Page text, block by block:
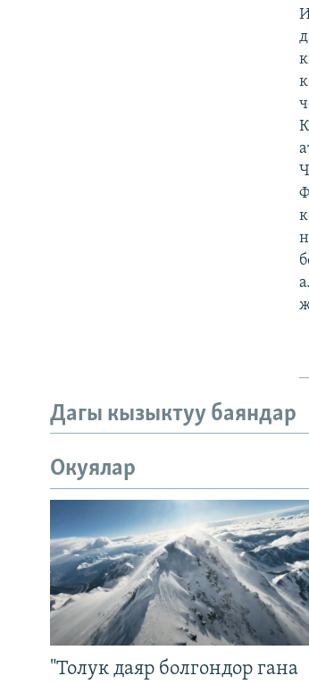
Дагы кызыктуу баяндар
Окуялар
"Толук даяр болгондор гана